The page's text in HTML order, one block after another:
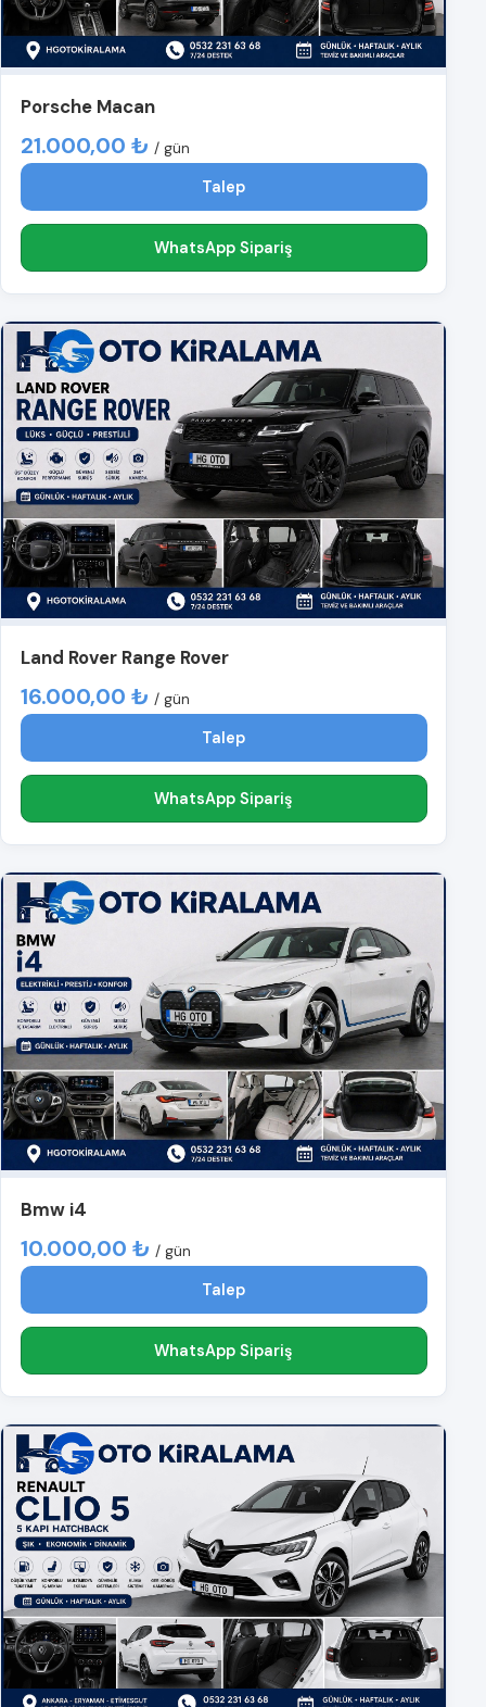
Porsche Macan
21.000,00 ₺ / gün
Talep
WhatsApp Sipariş
Land Rover Range Rover
16.000,00 ₺ / gün
Talep
WhatsApp Sipariş
Bmw i4
10.000,00 ₺ / gün
Talep
WhatsApp Sipariş